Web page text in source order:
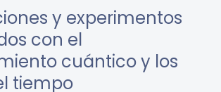
y experimentos
con el
cuántico y los
tiempo